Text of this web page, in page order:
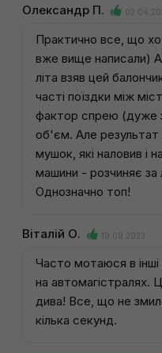
Олександр П.
Практично все, що
вже вище написали)
літа взяв цей
часті поїздки між
фактор спрею (дуже
об'єм. Але результат
мушок, які наловив і
машини - розчиняє за
Однозначно топ!
Віталій О. 19.08.2023
Часто мотаюся в
на автомагістралях.
дива! Все, що не
кілька секунд.